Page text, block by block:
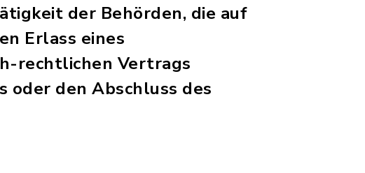
der Behörden, die auf
Erlass eines
rechtlichen Vertrags
den Abschluss des